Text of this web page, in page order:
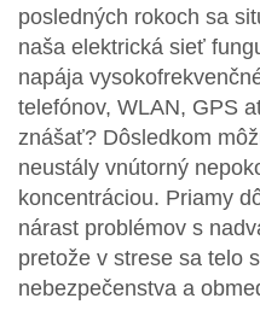
posledných rokoch sa
naša elektrická sieť
napája
telefónov, WLAN, GPS
znášať? Dôsledkom
neustály vnútorný
koncentráciou. Priamy
nárast problémov s
pretože v strese sa telo
nebezpečenstva a